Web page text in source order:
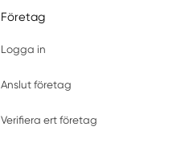
Företag
Logga in
Anslut företag
Verifiera ert företag